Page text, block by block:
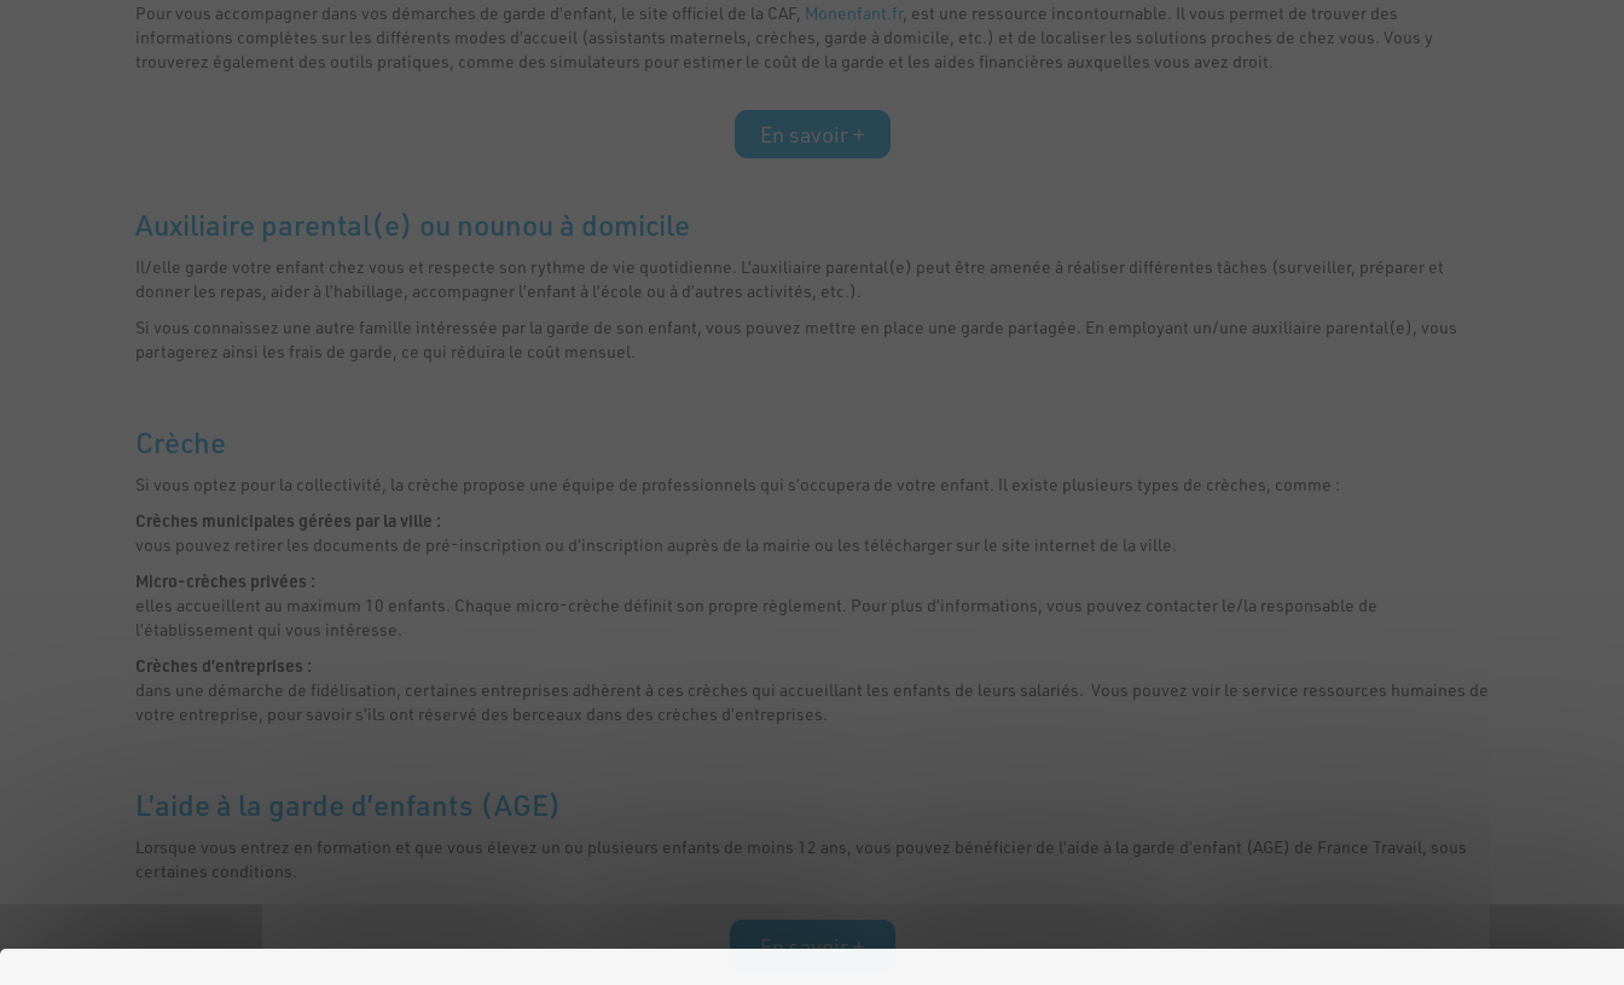
Pour vous accompagner dans vos démarches de garde d’enfant, le site officiel de la CAF, Monenfant.fr, est une ressource incontournable. Il vous permet de trouver des
informations complètes sur les différents modes d’accueil (assistants maternels, crèches, garde à domicile, etc.) et de localiser les solutions proches de chez vous. Vous y
trouverez également des outils pratiques, comme des simulateurs pour estimer le coût de la garde et les aides financières auxquelles vous avez droit.
En savoir +
Auxiliaire parental(e) ou nounou à domicile
Il/elle garde votre enfant chez vous et respecte son rythme de vie quotidienne. L’auxiliaire parental(e) peut être amenée à réaliser différentes tâches (surveiller, préparer et
donner les repas, aider à l’habillage, accompagner l’enfant à l’école ou à d’autres activités, etc.).
Si vous connaissez une autre famille intéressée par la garde de son enfant, vous pouvez mettre en place une garde partagée. En employant un/une auxiliaire parental(e), vous
partagerez ainsi les frais de garde, ce qui réduira le coût mensuel.
Crèche
Si vous optez pour la collectivité, la crèche propose une équipe de professionnels qui s’occupera de votre enfant. Il existe plusieurs types de crèches, comme :
Crèches municipales gérées par la ville :
vous pouvez retirer les documents de pré-inscription ou d’inscription auprès de la mairie ou les télécharger sur le site internet de la ville.
Micro-crèches privées :
elles accueillent au maximum 10 enfants. Chaque micro-crèche définit son propre règlement. Pour plus d’informations, vous pouvez contacter le/la responsable de
l’établissement qui vous intéresse.
Crèches d’entreprises :
dans une démarche de fidélisation, certaines entreprises adhèrent à ces crèches qui accueillant les enfants de leurs salariés. Vous pouvez voir le service ressources humaines de
votre entreprise, pour savoir s’ils ont réservé des berceaux dans des crèches d’entreprises.
L’aide à la garde d’enfants (AGE)
Lorsque vous entrez en formation et que vous élevez un ou plusieurs enfants de moins 12 ans, vous pouvez bénéficier de l’aide à la garde d’enfant (AGE) de France Travail, sous
certaines conditions.
En savoir +